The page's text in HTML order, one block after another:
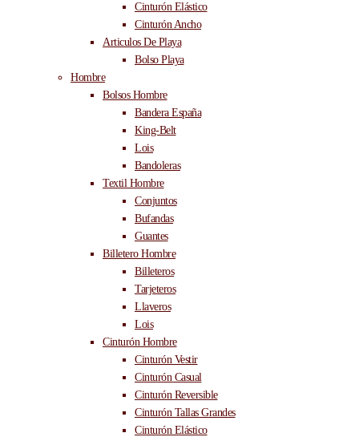
Cinturón Elástico
Cinturón Ancho
Articulos De Playa
Bolso Playa
Hombre
Bolsos Hombre
Bandera España
King-Belt
Lois
Bandoleras
Textil Hombre
Conjuntos
Bufandas
Guantes
Billetero Hombre
Billeteros
Tarjeteros
Llaveros
Lois
Cinturón Hombre
Cinturón Vestir
Cinturón Casual
Cinturón Reversible
Cinturón Tallas Grandes
Cinturón Elástico